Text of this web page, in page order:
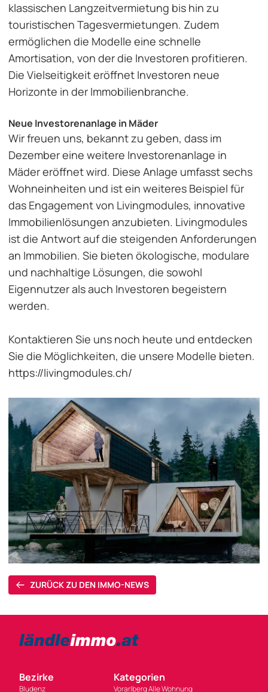
klassischen Langzeitvermietung bis hin zu
touristischen Tagesvermietungen. Zudem
ermöglichen die Modelle eine schnelle
Amortisation, von der die Investoren profitieren.
Die Vielseitigkeit eröffnet Investoren neue
Horizonte in der Immobilienbranche.
Neue Investorenanlage in Mäder
Wir freuen uns, bekannt zu geben, dass im
Dezember eine weitere Investorenanlage in
Mäder eröffnet wird. Diese Anlage umfasst sechs
Wohneinheiten und ist ein weiteres Beispiel für
das Engagement von Livingmodules, innovative
Immobilienlösungen anzubieten. Livingmodules
ist die Antwort auf die steigenden Anforderungen
an Immobilien. Sie bieten ökologische, modulare
und nachhaltige Lösungen, die sowohl
Eigennutzer als auch Investoren begeistern
werden.
Kontaktieren Sie uns noch heute und entdecken
Sie die Möglichkeiten, die unsere Modelle bieten.
https://livingmodules.ch/
ZURÜCK ZU DEN IMMO-NEWS
Bezirke
Bludenz
Kategorien
Vorarlberg Alle Wohnung